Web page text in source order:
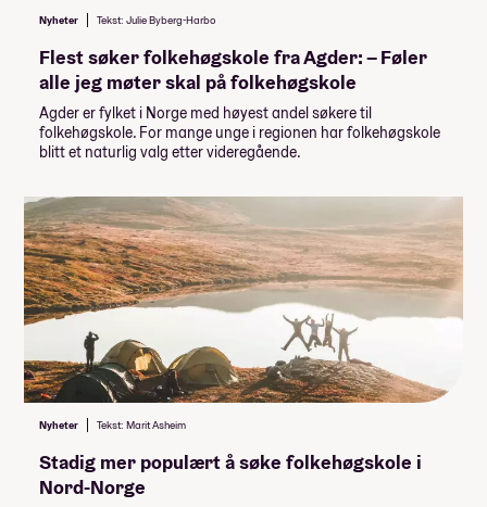
Nyheter Tekst: Julie Byberg-Harbo
Flest søker folkehøgskole fra Agder: – Føler
alle jeg møter skal på folkehøgskole
Agder er fylket i Norge med høyest andel søkere til
folkehøgskole. For mange unge i regionen har folkehøgskole
blitt et naturlig valg etter videregående.
Nyheter Tekst: Marit Asheim
Stadig mer populært å søke folkehøgskole i
Nord-Norge